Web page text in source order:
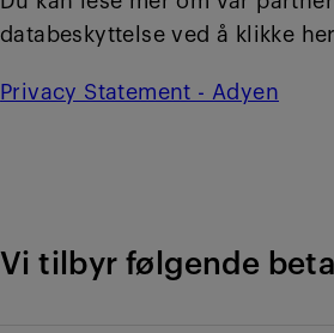
databeskyttelse ved å klikke
Privacy Statement - Adyen
Vi tilbyr følgende